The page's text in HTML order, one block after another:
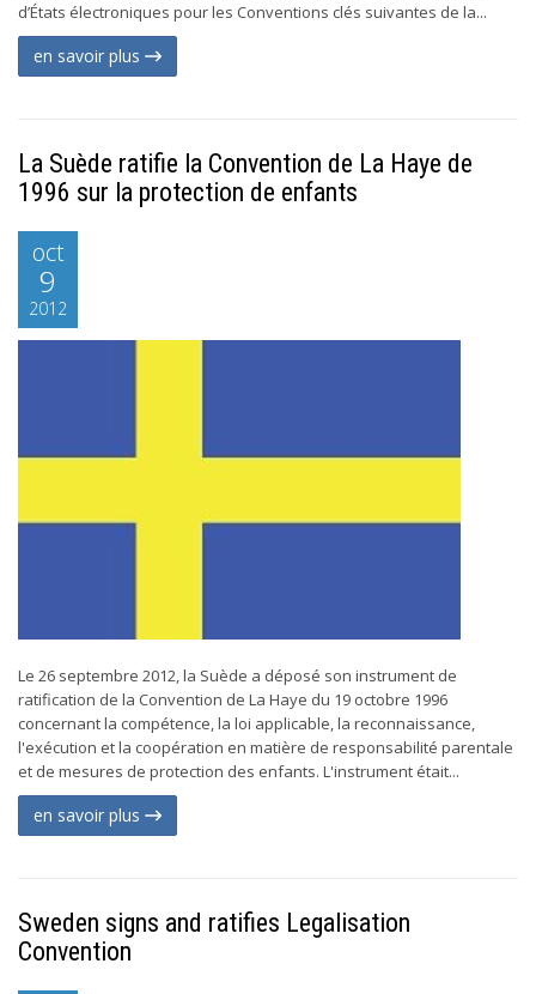
d’États électroniques pour les Conventions clés suivantes de la...
en savoir plus
La Suède ratifie la Convention de La Haye de
1996 sur la protection de enfants
oct
9
2012
Le 26 septembre 2012, la Suède a déposé son instrument de
ratification de la Convention de La Haye du 19 octobre 1996
concernant la compétence, la loi applicable, la reconnaissance,
l'exécution et la coopération en matière de responsabilité parentale
et de mesures de protection des enfants. L'instrument était...
en savoir plus
Sweden signs and ratifies Legalisation
Convention